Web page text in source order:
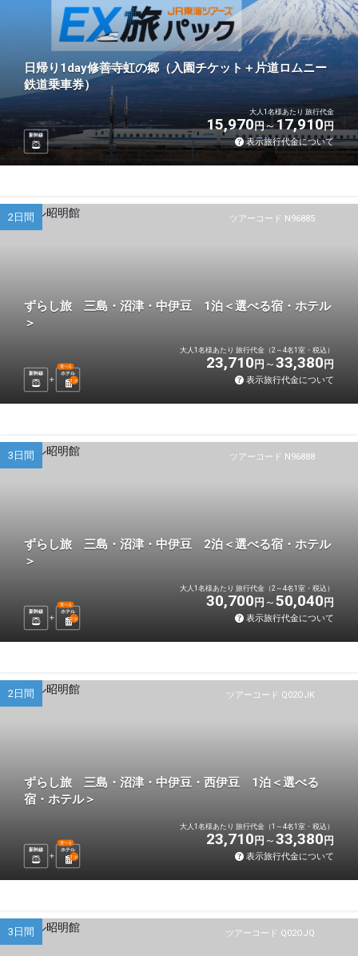
日帰り1day修善寺虹の郷（入園チケット＋片道ロムニー
鉄道乗車券）
新幹線
大人1名様あたり 旅行代金
15,970円 17,910円
表示旅行代金について
ツアーコード N96885
2日間
ずらし旅 三島・沼津・中伊豆 1泊＜選べる宿・ホテル
＞
新幹線 ホテル
選べる
1 泊
大人1名様あたり 旅行代金（2～4名1室・税込）
23,710 円 33,380 円
表示旅行代金について
ツアーコード N96888
3日間
ずらし旅 三島・沼津・中伊豆 2泊＜選べる宿・ホテル
＞
新幹線 ホテル
選べる
2泊
大人1名様あたり 旅行代金（2～4名1室・税込）
30,700 円 50,040 円
表示旅行代金について
ツアーコード Q02OJK
2日間
ずらし旅 三島・沼津・中伊豆・西伊豆 1泊＜選べる
宿・ホテル＞
新幹線 ホテル
選べる
1 泊
大人1名様あたり 旅行代金（1～4名1室・税込）
23,710 円 33,380 円
表示旅行代金について
ツアーコード Q02OJQ
3日間